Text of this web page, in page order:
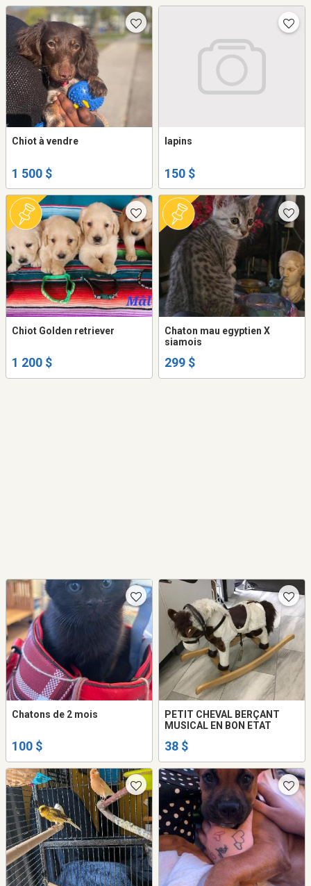
Chiot à vendre
1 500 $
lapins
150 $
Chiot Golden retriever
1 200 $
Chaton mau egyptien X
siamois
299 $
Chatons de 2 mois
100 $
PETIT CHEVAL BERÇANT
MUSICAL EN BON ETAT
38 $